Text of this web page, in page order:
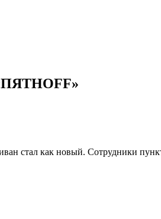
стал как новый. Сотрудники